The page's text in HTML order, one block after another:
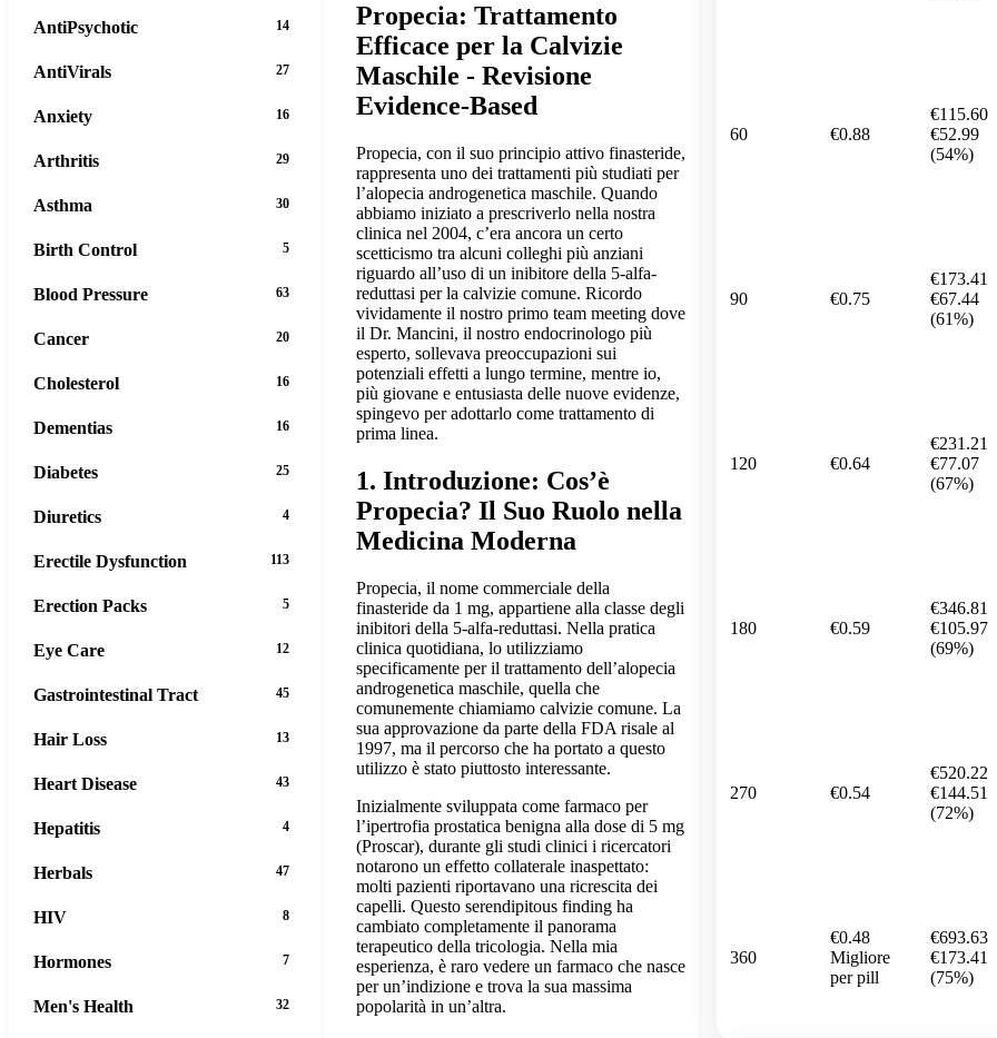
Propecia: Trattamento
Efficace per la Calvizie
Maschile - Revisione
Evidence-Based
Propecia, con il suo principio attivo finasteride,
rappresenta uno dei trattamenti più studiati per
l’alopecia androgenetica maschile. Quando
abbiamo iniziato a prescriverlo nella nostra
clinica nel 2004, c’era ancora un certo
scetticismo tra alcuni colleghi più anziani
riguardo all’uso di un inibitore della 5-alfa-
reduttasi per la calvizie comune. Ricordo
vividamente il nostro primo team meeting dove
il Dr. Mancini, il nostro endocrinologo più
esperto, sollevava preoccupazioni sui
potenziali effetti a lungo termine, mentre io,
più giovane e entusiasta delle nuove evidenze,
spingevo per adottarlo come trattamento di
prima linea.
1. Introduzione: Cos’è
Propecia? Il Suo Ruolo nella
Medicina Moderna
Propecia, il nome commerciale della
finasteride da 1 mg, appartiene alla classe degli
inibitori della 5-alfa-reduttasi. Nella pratica
clinica quotidiana, lo utilizziamo
specificamente per il trattamento dell’alopecia
androgenetica maschile, quella che
comunemente chiamiamo calvizie comune. La
sua approvazione da parte della FDA risale al
1997, ma il percorso che ha portato a questo
utilizzo è stato piuttosto interessante.
Inizialmente sviluppata come farmaco per
l’ipertrofia prostatica benigna alla dose di 5 mg
(Proscar), durante gli studi clinici i ricercatori
notarono un effetto collaterale inaspettato:
molti pazienti riportavano una ricrescita dei
capelli. Questo serendipitous finding ha
cambiato completamente il panorama
terapeutico della tricologia. Nella mia
esperienza, è raro vedere un farmaco che nasce
per un’indizione e trova la sua massima
popolarità in un’altra.
60 €0.88
€115.60
€52.99
(54%)
90 €0.75
€173.41
€67.44
(61%)
120 €0.64
€231.21
€77.07
(67%)
180 €0.59
€346.81
€105.97
(69%)
270 €0.54
€520.22
€144.51
(72%)
360
€0.48
Migliore
per pill
€693.63
€173.41
(75%)
AntiPsychotic 14
AntiVirals 27
Anxiety 16
Arthritis 29
Asthma 30
Birth Control 5
Blood Pressure 63
Cancer 20
Cholesterol 16
Dementias 16
Diabetes 25
Diuretics 4
Erectile Dysfunction 113
Erection Packs 5
Eye Care 12
Gastrointestinal Tract 45
Hair Loss 13
Heart Disease 43
Hepatitis 4
Herbals 47
HIV 8
Hormones 7
Men's Health 32